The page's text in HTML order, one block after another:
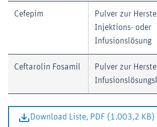
Cefepim
Pulver zur
Injektions- oder
Infusionslösung
Ceftarolin Fosamil
Pulver zur
Download Liste, PDF (1.003,2 KB)